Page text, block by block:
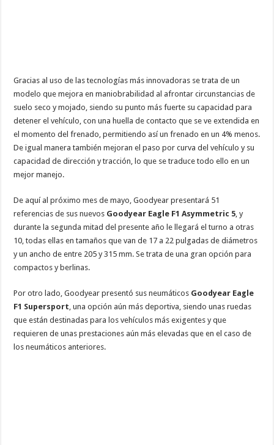
Gracias al uso de las tecnologías más innovadoras se trata de un
modelo que mejora en maniobrabilidad al afrontar circunstancias de
suelo seco y mojado, siendo su punto más fuerte su capacidad para
detener el vehículo, con una huella de contacto que se ve extendida en
el momento del frenado, permitiendo así un frenado en un 4% menos.
De igual manera también mejoran el paso por curva del vehículo y su
capacidad de dirección y tracción, lo que se traduce todo ello en un
mejor manejo.
De aquí al próximo mes de mayo, Goodyear presentará 51
referencias de sus nuevos Goodyear Eagle F1 Asymmetric 5, y
durante la segunda mitad del presente año le llegará el turno a otras
10, todas ellas en tamaños que van de 17 a 22 pulgadas de diámetros
y un ancho de entre 205 y 315 mm. Se trata de una gran opción para
compactos y berlinas.
Por otro lado, Goodyear presentó sus neumáticos Goodyear Eagle
F1 Supersport, una opción aún más deportiva, siendo unas ruedas
que están destinadas para los vehículos más exigentes y que
requieren de unas prestaciones aún más elevadas que en el caso de
los neumáticos anteriores.